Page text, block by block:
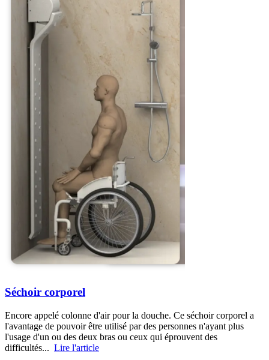
Séchoir corporel
Encore appelé colonne d'air pour la douche. Ce séchoir corporel a
l'avantage de pouvoir être utilisé par des personnes n'ayant plus
l'usage d'un ou des deux bras ou ceux qui éprouvent des
difficultés... Lire l'article